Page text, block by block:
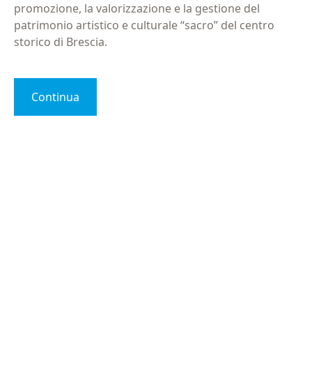
promozione, la valorizzazione e la gestione del
patrimonio artistico e culturale “sacro” del centro
storico di Brescia.
Continua